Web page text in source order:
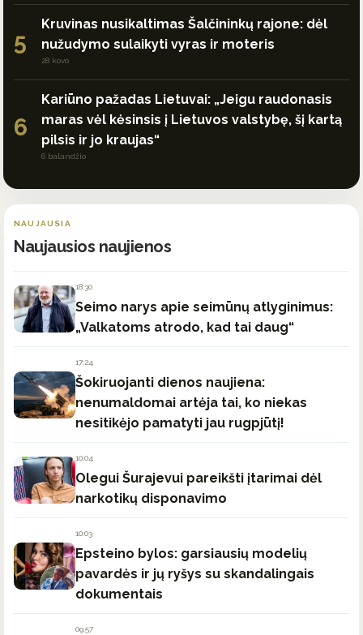
5
Kruvinas nusikaltimas Šalčininkų rajone: dėl
nužudymo sulaikyti vyras ir moteris
28 kovo
6
Kariūno pažadas Lietuvai: „Jeigu raudonasis
maras vėl kėsinsis į Lietuvos valstybę, šį kartą
pilsis ir jo kraujas“
6 balandžio
NAUJAUSIA
Naujausios naujienos
18:30
Seimo narys apie seimūnų atlyginimus:
„Valkatoms atrodo, kad tai daug“
17:24
Šokiruojanti dienos naujiena:
nenumaldomai artėja tai, ko niekas
nesitikėjo pamatyti jau rugpjūtį!
10:04
Olegui Šurajevui pareikšti įtarimai dėl
narkotikų disponavimo
10:03
Epsteino bylos: garsiausių modelių
pavardės ir jų ryšys su skandalingais
dokumentais
09:57